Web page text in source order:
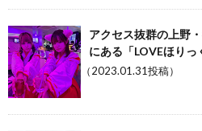
アクセス抜群の上野
にある「LOVEほりっ
（2023.01.31投稿）